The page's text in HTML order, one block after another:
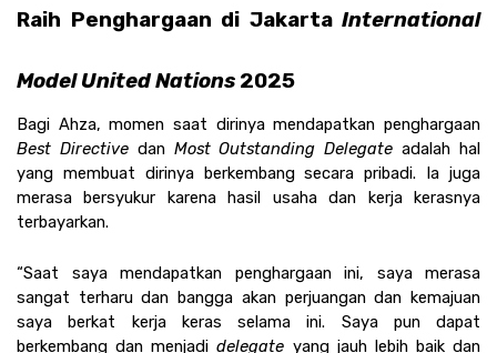
Raih Penghargaan di Jakarta International
Model United Nations 2025
Best Directive dan Most Outstanding Delegate adalah hal
yang membuat dirinya berkembang secara pribadi. Ia juga
merasa bersyukur karena hasil usaha dan kerja kerasnya
terbayarkan.
“Saat saya mendapatkan penghargaan ini, saya merasa
sangat terharu dan bangga akan perjuangan dan kemajuan
saya berkat kerja keras selama ini. Saya pun dapat
berkembang dan menjadi delegate yang jauh lebih baik dan